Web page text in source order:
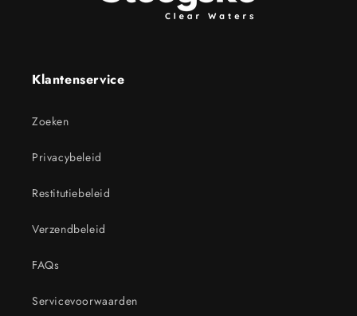
Klantenservice
Zoeken
Privacybeleid
Restitutiebeleid
Verzendbeleid
FAQs
Servicevoorwaarden